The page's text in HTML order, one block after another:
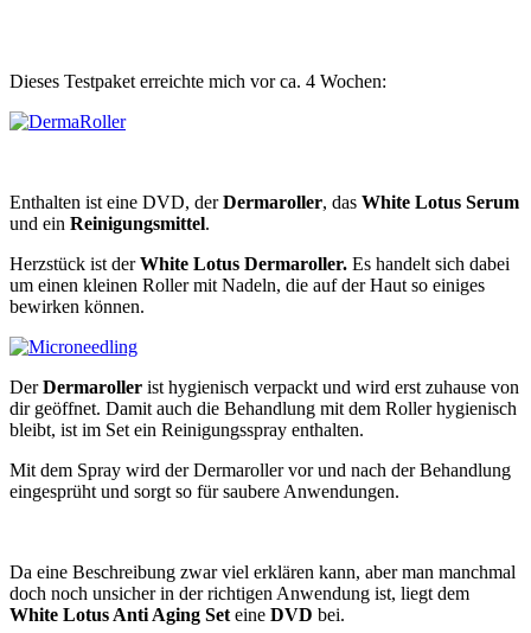
Dieses Testpaket erreichte mich vor ca. 4 Wochen:
Enthalten ist eine DVD, derDermaroller, das White Lotus Serum
und ein Reinigungsmittel.
Herzstück ist derWhite Lotus Dermaroller. Es handelt sich dabei
um einen kleinen Roller mit Nadeln, die auf der Haut so einiges
bewirken können.
DerDermaroller ist hygienisch verpackt und wird erst zuhause von
dir geöffnet. Damit auch die Behandlung mit dem Roller hygienisch
bleibt, ist im Set ein Reinigungsspray enthalten.
Mit dem Spray wird der Dermaroller vor und nach der Behandlung
eingesprüht und sorgt so für saubere Anwendungen.
Da eine Beschreibung zwar viel erklären kann, aber man manchmal
doch noch unsicher in der richtigen Anwendung ist, liegt dem
White Lotus Anti Aging Set eine DVD bei.